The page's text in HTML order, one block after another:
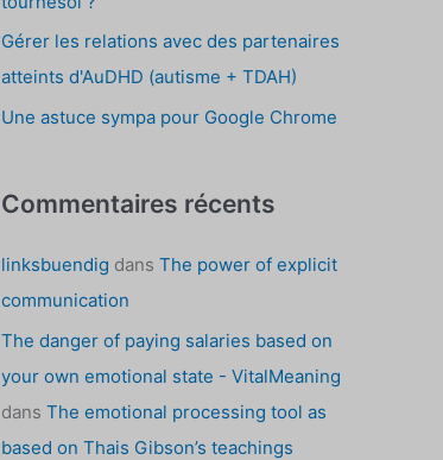
Gérer les relations avec des partenaires
atteints d'AuDHD (autisme + TDAH)
Une astuce sympa pour Google Chrome
Commentaires récents
linksbuendig dans The power of explicit
communication
The danger of paying salaries based on
your own emotional state - VitalMeaning
dans The emotional processing tool as
based on Thais Gibson’s teachings